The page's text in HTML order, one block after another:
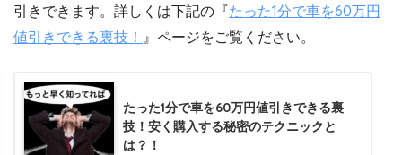
引きできます。詳しくは下記の『たった1分で車を60万円
値引きできる裏技！ 』ページをご覧ください。
たった1分で車を60万円値引きできる裏
技！安く購入する秘密のテクニックと
は？！